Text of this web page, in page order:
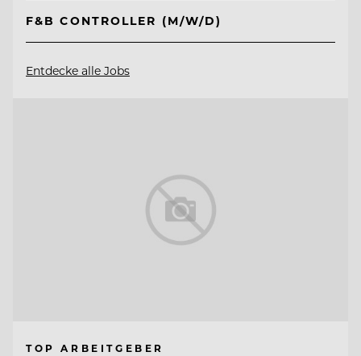
F&B CONTROLLER (M/W/D)
Entdecke alle Jobs
TOP ARBEITGEBER